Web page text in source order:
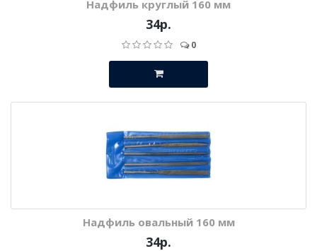
Надфиль круглый 160 мм
34р.
0
Надфиль овальный 160 мм
34р.